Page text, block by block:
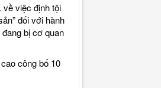
về việc định tội
đối với hành
bị cơ quan
công bố 10